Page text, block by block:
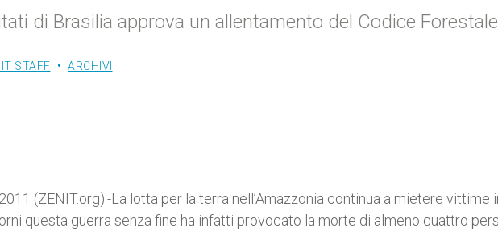
di Brasilia approva un allentamento del Codice Forestale
STAFF ARCHIVI
(ZENIT.org).-La lotta per la terra nell’Amazzonia continua a mietere vittime
questa guerra senza fine ha infatti provocato la morte di almeno quattro